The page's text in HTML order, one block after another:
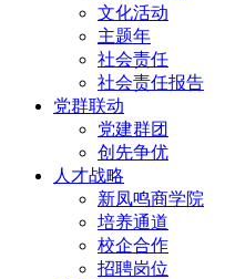
文化活动
主题年
社会责任
社会责任报告
党群联动
党建群团
创先争优
人才战略
新凤鸣商学院
培养通道
校企合作
招聘岗位